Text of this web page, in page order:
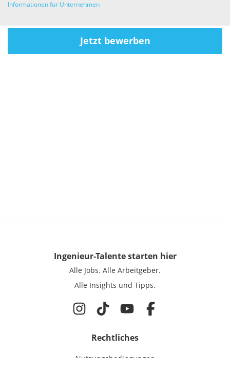
Informationen für Unternehmen
Jetzt bewerben
Ingenieur-Talentestarten hier
Alle Jobs. Alle Arbeitgeber.
Alle Insights und Tipps.
Rechtliches
Nutzungsbedingungen